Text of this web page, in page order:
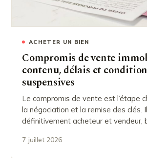
ACHETER UN BIEN
Compromis de vente
contenu, délais et
suspensives
Le compromis de vente est l’étape
la négociation et la remise des clés.
définitivement acheteur et vendeur,
7 juillet 2026